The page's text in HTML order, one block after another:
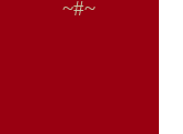
~#~